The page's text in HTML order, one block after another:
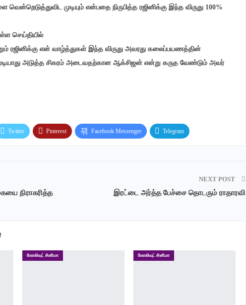
முடியும் என்பதை நிருபித்த ரஜினிக்கு இந்த விருது 100%
செய்தியில்
ரஜினிக்கு என் வாழ்த்துகள் இந்த விருது அவரது கலைப்பயணத்தின்
முடியாது அடுத்த சிகரம் அடைவதற்கான ஆக்சிஜன் என்று கருத வேண்டும் அவர்
Twitter Pinterest Facebook Messenger Telegram
நிராகரித்த
NEXT POST
இரட்டை அர்த்த பேச்சை தொடரும் ராதாரவி
கோலிவுட் சினிமா கோலிவுட் சினிமா